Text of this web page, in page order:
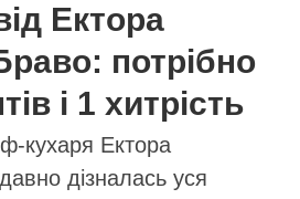
Ектора
потрібно
і 1 хитрість
кухаря Ектора
дізналась уся